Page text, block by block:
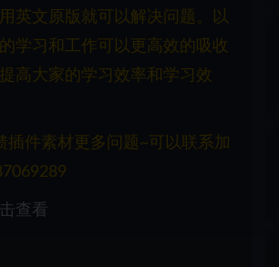
英文原版就可以解决问题。以
学习和工作可以更高效的吸收
高大家的学习效率和学习效
插件素材更多问题~可以联系加
查看